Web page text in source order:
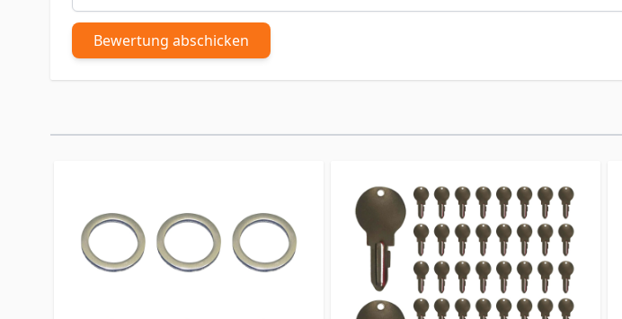
Bewertung abschicken